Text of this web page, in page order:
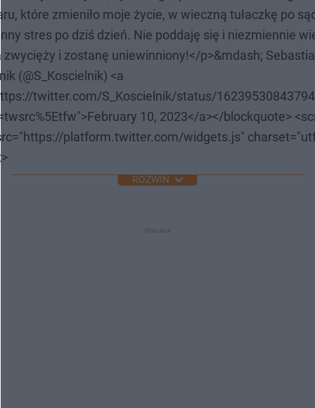
które zmieniło moje życie, w wieczną tułaczkę po
stres po dziś dzień. Nie poddaję się i niezmiennie
zwycięży i zostanę uniewinniony!</p>&mdash;
(@S_Koscielnik) <a
twitter.com/S_Koscielnik/status/
10, 2023</a></blockquote>
platform.twitter.com/widgets.js"
ROZWIŃ